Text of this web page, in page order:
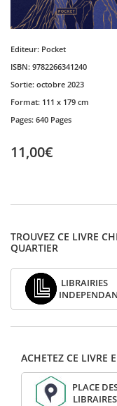
Editeur: Pocket
ISBN: 9782266341240
Sortie: octobre 2023
Format: 111 x 179 cm
Pages: 640 Pages
11,00€
TROUVEZ CE LIVRE
QUARTIER
LIBRAIRIES
ACHETEZ CE LIVRE
PLACE
LIBRAIRES